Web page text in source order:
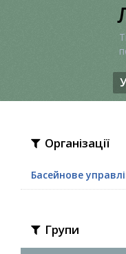
Організації
Басейнове
Групи